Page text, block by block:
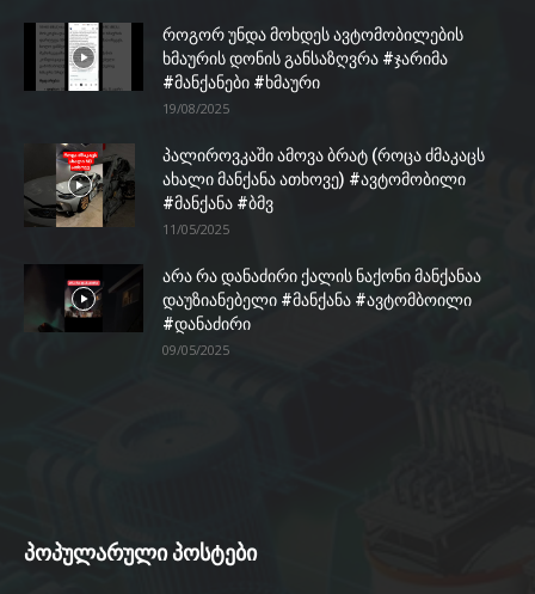
როგორ უნდა მოხდეს ავტომობილების
ხმაურის დონის განსაზღვრა #ჯარიმა
#მანქანები #ხმაური
19/08/2025
პალიროვკაში ამოვა ბრატ (როცა ძმაკაცს
ახალი მანქანა ათხოვე) #ავტომობილი
#მანქანა #ბმვ
11/05/2025
არა რა დანაძირი ქალის ნაქონი მანქანაა
დაუზიანებელი #მანქანა #ავტომბოილი
#დანაძირი
09/05/2025
პოპულარული პოსტები